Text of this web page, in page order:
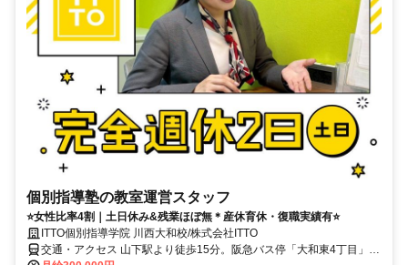
個別指導塾の教室運営スタッフ
⭐女性比率4割｜土日休み&残業ほぼ無＊産休育休・復職実績有⭐
ITTO個別指導学院 川西大和校/株式会社ITTO
交通・アクセス 山下駅より徒歩15分。阪急バス停「大和東4丁目」よ